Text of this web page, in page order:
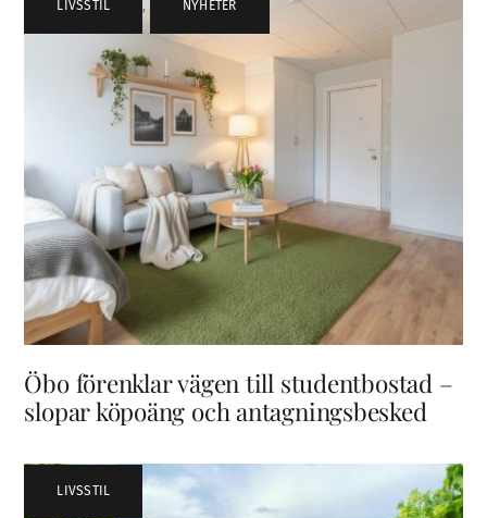
LIVSSTIL , NYHETER
Öbo förenklar vägen till studentbostad –
slopar köpoäng och antagningsbesked
LIVSSTIL